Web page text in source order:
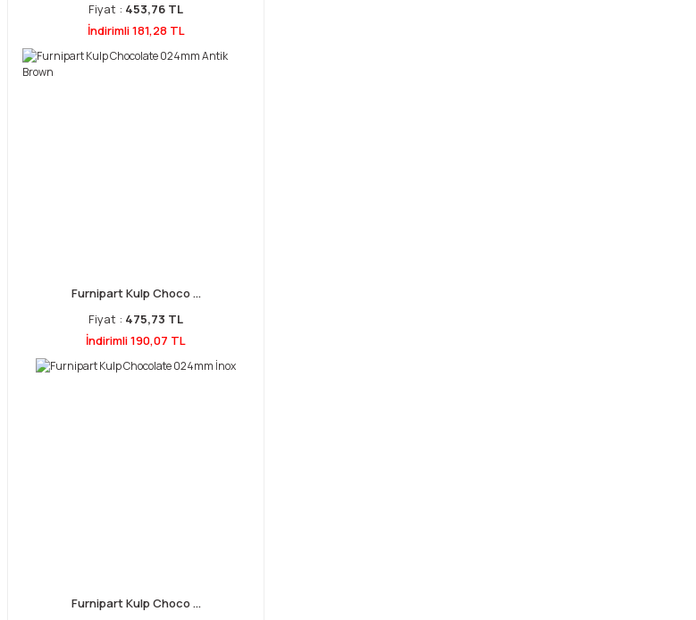
Fiyat : 453,76 TL
İndirimli 181,28 TL
Furnipart Kulp Choco ...
Fiyat : 475,73 TL
İndirimli 190,07 TL
Furnipart Kulp Choco ...